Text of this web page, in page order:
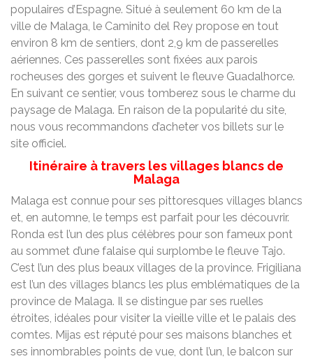
populaires d’Espagne. Situé à seulement 60 km de la
ville de Malaga, le Caminito del Rey propose en tout
environ 8 km de sentiers, dont 2,9 km de passerelles
aériennes. Ces passerelles sont fixées aux parois
rocheuses des gorges et suivent le fleuve Guadalhorce.
En suivant ce sentier, vous tomberez sous le charme du
paysage de Malaga. En raison de la popularité du site,
nous vous recommandons d’acheter vos billets sur le
site officiel.
Itinéraire à travers les villages blancs de
Malaga
Malaga est connue pour ses pittoresques villages blancs
et, en automne, le temps est parfait pour les découvrir.
Ronda est l’un des plus célèbres pour son fameux pont
au sommet d’une falaise qui surplombe le fleuve Tajo.
C’est l’un des plus beaux villages de la province. Frigiliana
est l’un des villages blancs les plus emblématiques de la
province de Malaga. Il se distingue par ses ruelles
étroites, idéales pour visiter la vieille ville et le palais des
comtes. Mijas est réputé pour ses maisons blanches et
ses innombrables points de vue, dont l’un, le balcon sur